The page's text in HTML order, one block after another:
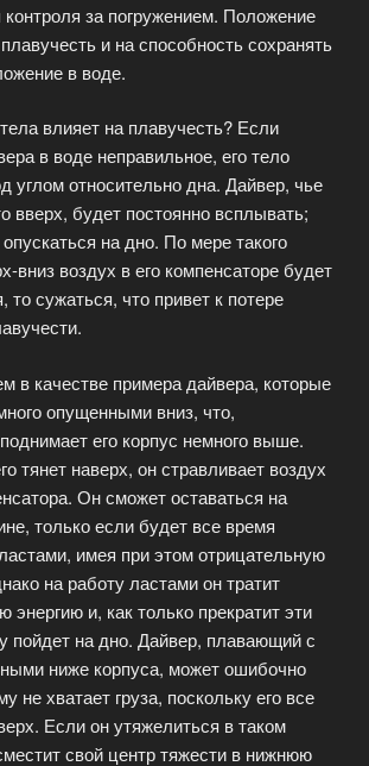
за погружением. Положение
и на способность сохранять
в воде.
влияет на плавучесть? Если
в воде неправильное, его тело
углом относительно дна. Дайвер, чье
вверх, будет постоянно всплывать;
на дно. По мере такого
вниз воздух в его компенсаторе будет
то сужаться, что привет к потере
в качестве примера дайвера, которые
опущенными вниз, что,
его корпус немного выше.
тянет наверх, он стравливает воздух
Он сможет оставаться на
только если будет все время
имея при этом отрицательную
на работу ластами он тратит
энергию и, как только прекратит эти
пойдет на дно. Дайвер, плавающий с
ниже корпуса, может ошибочно
не хватает груза, поскольку его все
Если он утяжелиться в таком
свой центр тяжести в нижнюю